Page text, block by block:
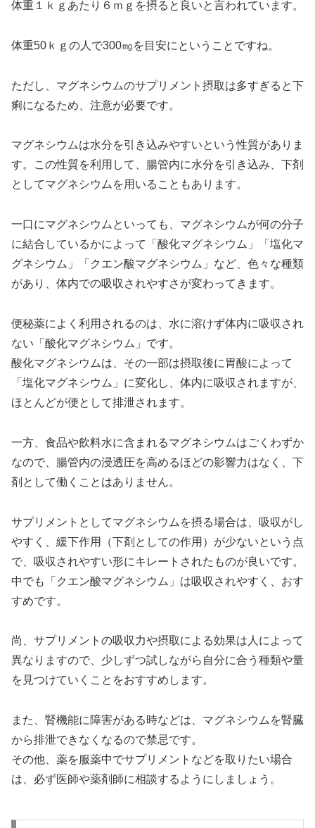
体重１ｋｇあたり６ｍｇ を摂ると良いと言われています。
体重50ｋｇの人で300㎎を目安にということですね。
ただし、マグネシウムのサプリメント摂取は多すぎると下
痢になるため、注意が必要です。
マグネシウムは水分を引き込みやすいという性質がありま
す。この性質を利用して、腸管内に水分を引き込み、下剤
としてマグネシウムを用いることもあります。
一口にマグネシウムといっても、マグネシウムが何の分子
に結合しているかによって「酸化マグネシウム」「塩化マ
グネシウム」「クエン酸マグネシウム」など、色々な種類
があり、体内での吸収されやすさが変わってきます。
便秘薬によく利用されるのは、水に溶けず体内に吸収され
ない「酸化マグネシウム」です。
酸化マグネシウムは、その一部は摂取後に胃酸によって
「塩化マグネシウム」に変化し、体内に吸収されますが、
ほとんどが便として排泄されます。
一方、食品や飲料水に含まれるマグネシウムはごくわずか
なので、腸管内の浸透圧を高めるほどの影響力はなく、下
剤として働くことはありません。
サプリメントとしてマグネシウムを摂る場合は、吸収がし
やすく、緩下作用（下剤としての作用）が少ないという点
で、吸収されやすい形にキレートされたものが良いです。
中でも「クエン酸マグネシウム」は吸収されやすく、おす
すめです。
尚、サプリメントの吸収力や摂取による効果は人によって
異なりますので、少しずつ試しながら自分に合う種類や量
を見つけていくことをおすすめします。
また、腎機能に障害がある時などは、マグネシウムを腎臓
から排泄できなくなるので禁忌です。
その他、薬を服薬中でサプリメントなどを取りたい場合
は、必ず医師や薬剤師に相談するようにしましょう。